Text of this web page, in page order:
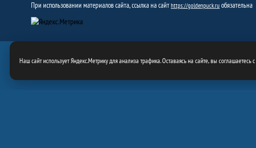
При использовании материалов сайта, ссылка на сайтhttps://goldenpuck.ru обязательна
Наш сайт использует Яндекс.Метрику для анализа трафика. Оставаясь на сайте, вы соглашаетесь с